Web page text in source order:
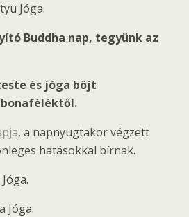
Jóga.
Buddha nap, tegyünk az
és jóga böjt
, a napnyugtakor végzett
hatásokkal bírnak.
Jóga.